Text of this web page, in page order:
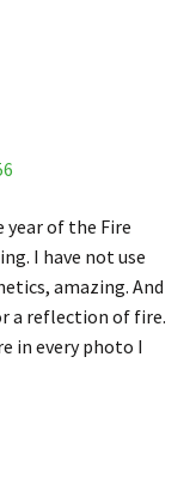
of the Fire
I have not use
amazing. And
a reflection of fire.
in every photo I